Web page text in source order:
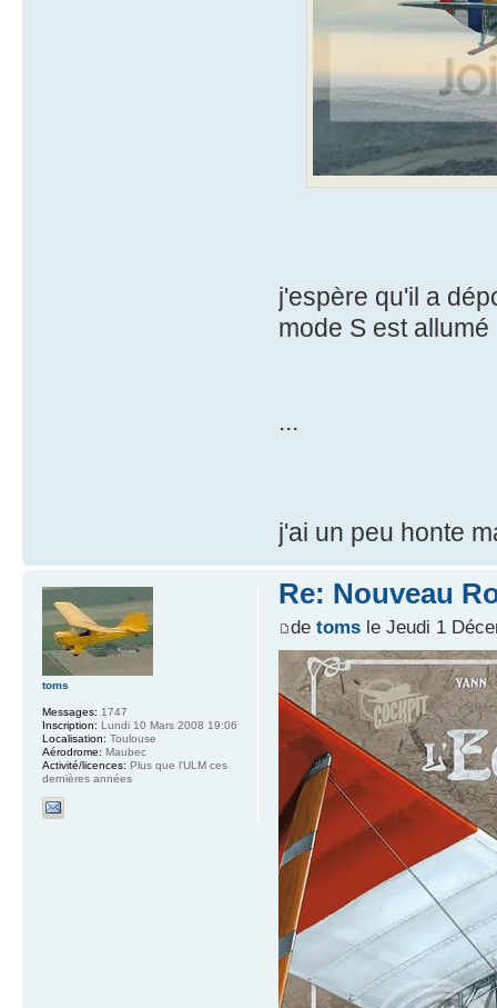
j'espère qu'il a
mode S est allumé
...
j'ai un peu honte
Re: Nouveau
de tomsle Jeudi 1
toms
Messages: 1747
Inscription: Lundi 10 Mars 2008 19:06
Localisation: Toulouse
Aérodrome: Maubec
Activité/licences: Plus que l'ULM ces
dernières années